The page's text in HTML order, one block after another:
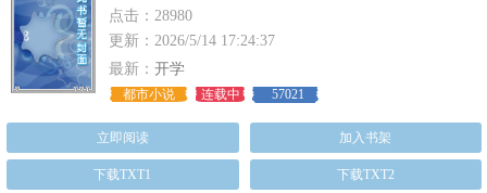
点击：28980
更新：2026/5/14 17:24:37
最新： 开学
都市小说 连载中 57021
立即阅读 加入书架
下载TXT1 下载TXT2